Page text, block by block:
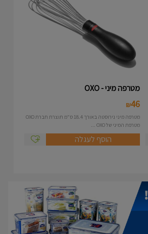
מטרפה מיני - OXO
46
₪
מטרפה מיני נירוסטה באורך 18.4 ס"מ תוצרת חברת OXO
מטרפת המיני של OXO ...
הוסף לעגלה